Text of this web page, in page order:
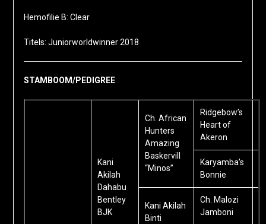
Hemofilie B: Clear
Titels: Juniorworldwinner 2018
STAMBOOM/PEDIGREE
Kani
Akilah
Dahabu
Bentley
BJK
Ch. African
Hunters
Amazing
Baskervill
“Minos”
Ridgebow’s
Heart of
Akeron
Karyamba’s
Bonnie
Kani Akilah
Binti
Ch. Malozi
Jamboni